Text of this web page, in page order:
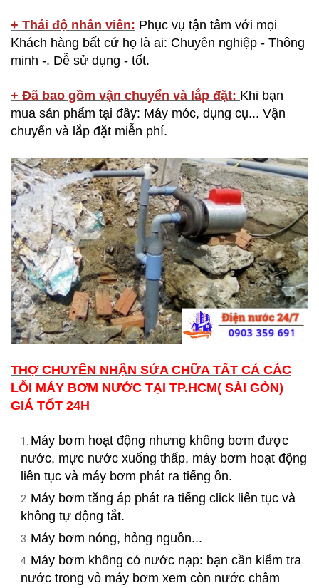
+ Thái độ nhân viên: Phục vụ tận tâm với mọi
Khách hàng bất cứ họ là ai: Chuyên nghiệp - Thông
minh -. Dễ sử dụng - tốt.
+ Đã bao gồm vận chuyển và lắp đặt: Khi bạn
mua sản phẩm tại đây: Máy móc, dụng cụ... Vận
chuyển và lắp đặt miễn phí.
THỢ CHUYÊN NHẬN SỬA CHỮA TẤT CẢ CÁC
LỖI MÁY BƠM NƯỚC TẠI TP.HCM( SÀI GÒN)
GIÁ TỐT 24H
Máy bơm hoạt động nhưng không bơm được
nước, mực nước xuống thấp, máy bơm hoạt động
liên tục và máy bơm phát ra tiếng ồn.
Máy bơm tăng áp phát ra tiếng click liên tục và
không tự động tắt.
Máy bơm nóng, hỏng nguồn...
Máy bơm không có nước nạp: bạn cần kiểm tra
nước trong vỏ máy bơm xem còn nước châm